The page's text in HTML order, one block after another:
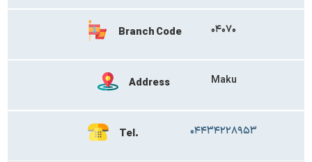
Branch Code ۰۴۰۷۰
Address Maku
Tel. ۰۴۴۳۴۲۲۸۹۵۳